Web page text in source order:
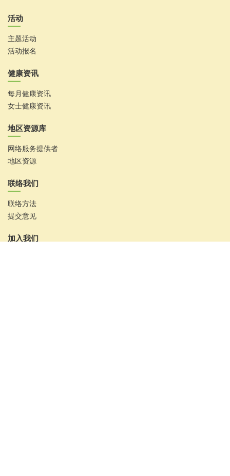
活动
主题活动
活动报名
健康资讯
每月健康资讯
女士健康资讯
地区资源库
网络服务提供者
地区资源
联络我们
联络方法
提交意见
加入我们